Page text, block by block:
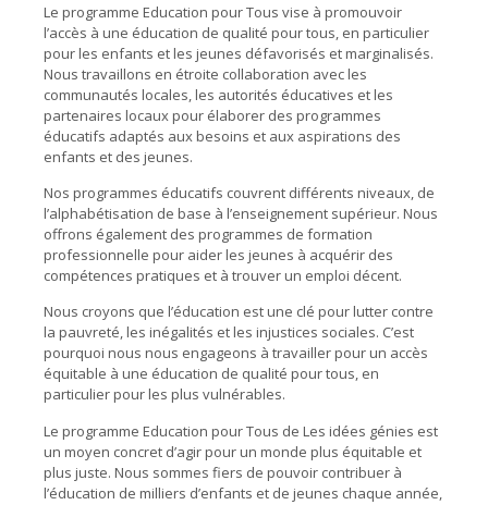
Le programme Education pour Tous vise à promouvoir
l’accès à une éducation de qualité pour tous, en particulier
pour les enfants et les jeunes défavorisés et marginalisés.
Nous travaillons en étroite collaboration avec les
communautés locales, les autorités éducatives et les
partenaires locaux pour élaborer des programmes
éducatifs adaptés aux besoins et aux aspirations des
enfants et des jeunes.
Nos programmes éducatifs couvrent différents niveaux, de
l’alphabétisation de base à l’enseignement supérieur. Nous
offrons également des programmes de formation
professionnelle pour aider les jeunes à acquérir des
compétences pratiques et à trouver un emploi décent.
Nous croyons que l’éducation est une clé pour lutter contre
la pauvreté, les inégalités et les injustices sociales. C’est
pourquoi nous nous engageons à travailler pour un accès
équitable à une éducation de qualité pour tous, en
particulier pour les plus vulnérables.
Le programme Education pour Tous de Les idées génies est
un moyen concret d’agir pour un monde plus équitable et
plus juste. Nous sommes fiers de pouvoir contribuer à
l’éducation de milliers d’enfants et de jeunes chaque année,